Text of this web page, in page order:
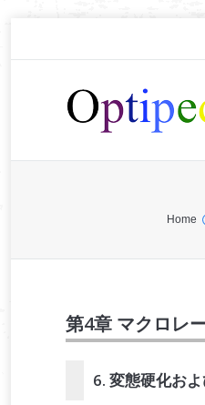
Home
第4章 マクロレ
6. 変態硬化お